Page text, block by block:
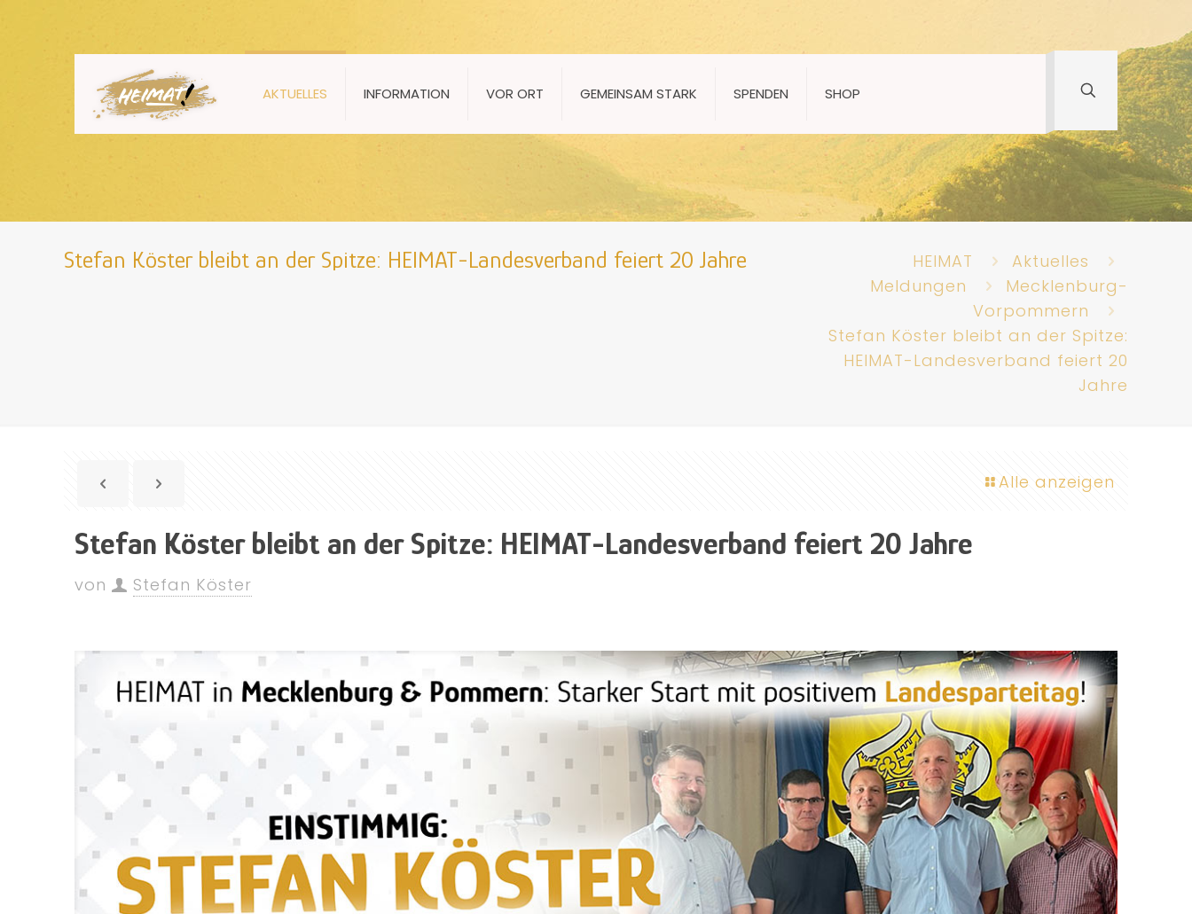
AKTUELLES INFORMATION VOR ORT GEMEINSAM STARK SPENDEN SHOP
Stefan Köster bleibt an der Spitze: HEIMAT-Landesverband feiert 20 Jahre HEIMAT
Aktuelles
Meldungen
Mecklenburg-
Vorpommern
Stefan Köster bleibt an der Spitze:
HEIMAT-Landesverband feiert 20
Jahre
Alle anzeigen
Stefan Köster bleibt an der Spitze: HEIMAT-Landesverband feiert 20 Jahre
von Stefan Köster